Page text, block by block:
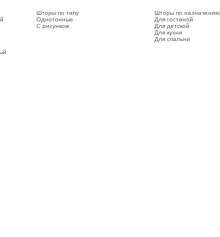
Шторы по типу
Однотонные
С рисунком
Шторы по назначению
Для гостиной
Для детской
Для кухни
Для спальни